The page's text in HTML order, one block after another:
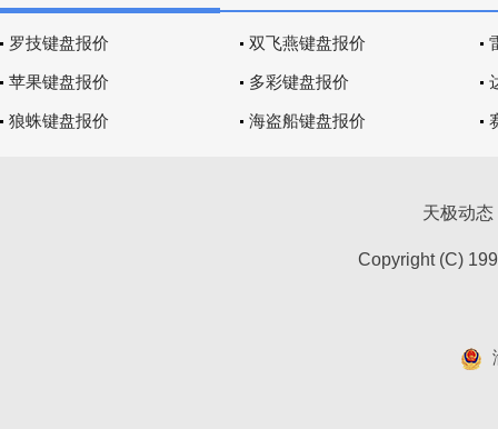
罗技键盘报价 双飞燕键盘报价
苹果键盘报价 多彩键盘报价
狼蛛键盘报价 海盗船键盘报价
天极动态
Copyright (C)